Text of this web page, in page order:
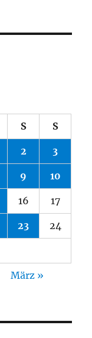
S S
2 3
9 10
16 17
23 24
März »